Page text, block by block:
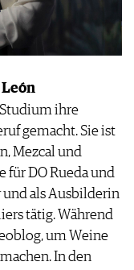
León
Studium ihre
gemacht. Sie ist
Mezcal und
für DO Rueda und
und als Ausbilderin
tätig. Während
um Weine
In den